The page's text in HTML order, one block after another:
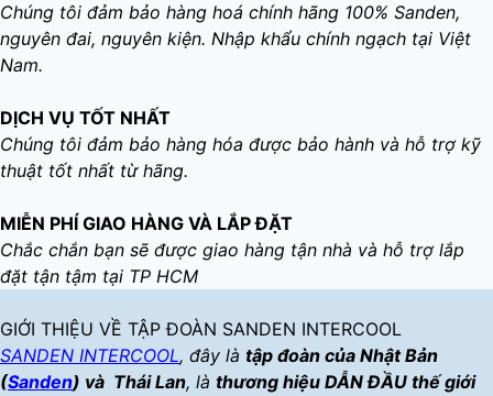
Chúng tôi đảm bảo hàng hoá chính hãng 100% Sanden,
nguyên đai, nguyên kiện. Nhập khẩu chính ngạch tại Việt
Nam.
DỊCH VỤ TỐT NHẤT
Chúng tôi đảm bảo hàng hóa được bảo hành và hỗ trợ kỹ
thuật tốt nhất từ hãng.
MIỄN PHÍ GIAO HÀNG VÀ LẮP ĐẶT
Chắc chắn bạn sẽ được giao hàng tận nhà và hỗ trợ lắp
đặt tận tậm tại TP HCM
GIỚI THIỆU VỀ TẬP ĐOÀN SANDEN INTERCOOL
SANDEN INTERCOOL, đây là tập đoàn của Nhật Bản
(Sanden) và Thái Lan, là thương hiệu DẪN ĐẦU thế giới